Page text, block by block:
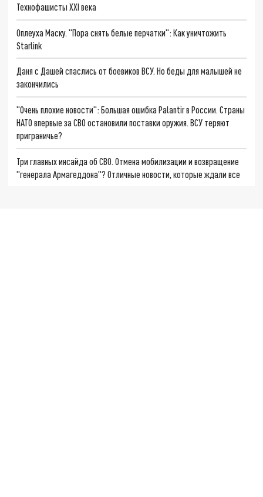
Технофашисты XXI века
Оплеуха Маску. "Пора снять белые перчатки": Как уничтожить
Starlink
Даня с Дашей спаслись от боевиков ВСУ. Но беды для малышей не
закончились
"Очень плохие новости": Большая ошибка Palantir в России. Страны
НАТО впервые за СВО остановили поставки оружия. ВСУ теряют
приграничье?
Три главных инсайда об СВО. Отмена мобилизации и возвращение
"генерала Армагеддона"? Отличные новости, которые ждали все